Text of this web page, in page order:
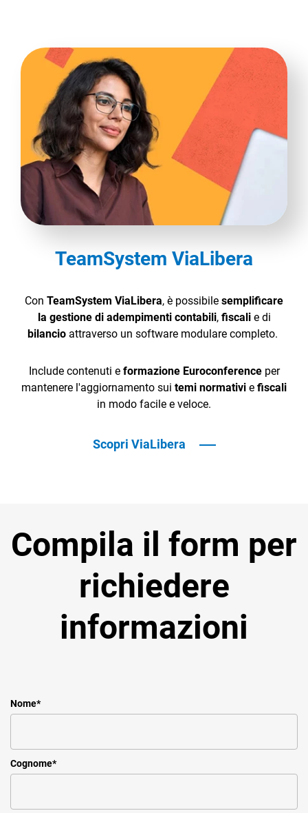
TeamSystem ViaLibera
Con TeamSystem ViaLibera, è possibile semplificare
la gestione di adempimenti contabili, fiscalie di
bilancio attraverso un software modulare completo.
Include contenuti e formazione Euroconferenceper
mantenere l'aggiornamento sui temi normativi e fiscali
in modo facile e veloce.
Scopri ViaLibera
Compila il form per
richiedere
informazioni
Nome*
Cognome*